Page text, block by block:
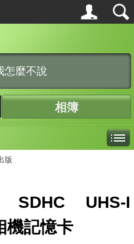
怎麼不說
相簿
版
UHS-I
機記憶卡